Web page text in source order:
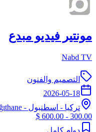
مونتير فيديو مبدع
Nabd TV
التصميم والفنون
2026-05-18
تركيا - اسطنبول - kağıthane
300.00 - 600.00 $
دوام كامل